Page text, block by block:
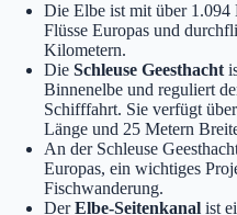
Die Elbe ist mit über 1.094
Flüsse Europas und
Kilometern.
Die Schleuse Geesthacht
Binnenelbe und reguliert
Schifffahrt. Sie verfügt
Länge und 25 Metern
An der Schleuse
Europas, ein wichtiges
Fischwanderung.
DerElbe-Seitenkanal ist